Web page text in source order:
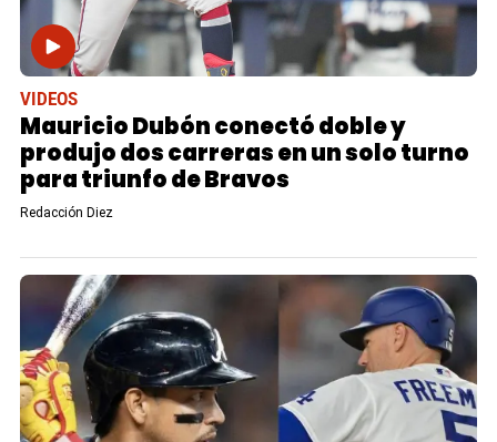
VIDEOS
Mauricio Dubón conectó doble y
produjo dos carreras en un solo turno
para triunfo de Bravos
Redacción Diez